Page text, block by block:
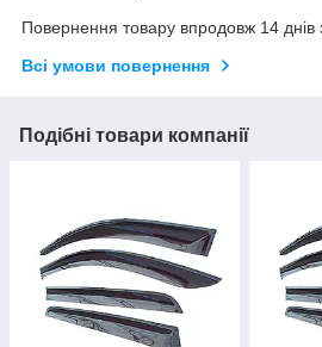
Повернення товару впродовж 14 днів
Всі умови повернення
Подібні товари компанії